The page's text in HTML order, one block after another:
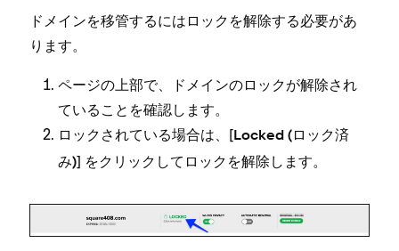
ドメインを移管するにはロ⁠ックを解除する必要があ
ります⁠。
ペ⁠ージの上部で⁠、ドメインのロ⁠ックが解除され
ていることを確認します⁠。
ロ⁠ックされている場合は⁠、[⁠Locked (⁠ロ⁠ック済
み⁠)⁠] をクリ⁠ックしてロ⁠ックを解除します⁠。